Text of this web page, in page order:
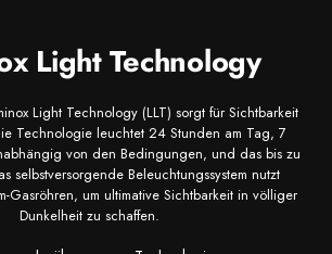
Light Technology
Light Technology (LLT) sorgt für Sichtbarkeit
Technologie leuchtet 24 Stunden am Tag, 7
von den Bedingungen, und das bis zu
selbstversorgende Beleuchtungssystem nutzt
Gasröhren, um ultimative Sichtbarkeit in völliger
Dunkelheit zu schaffen.